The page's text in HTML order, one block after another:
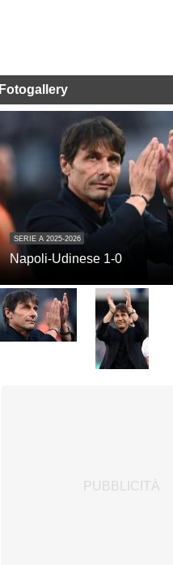
Fotogallery
SERIE A 2025-2026
Napoli-Udinese 1-0